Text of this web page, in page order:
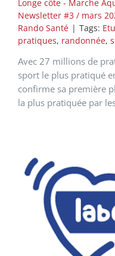
Longe côte - Marche
Newsletter #3 / mars
Rando Santé | Tags:
pratiques, randonnée,
Avec 27 millions de
sport le plus pratiqué
confirme sa première
la plus pratiquée par